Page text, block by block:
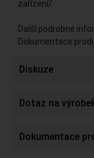
zařízení/
Další podrobné
Dokumentace
Diskuze
Dotaz na
Dokumentace